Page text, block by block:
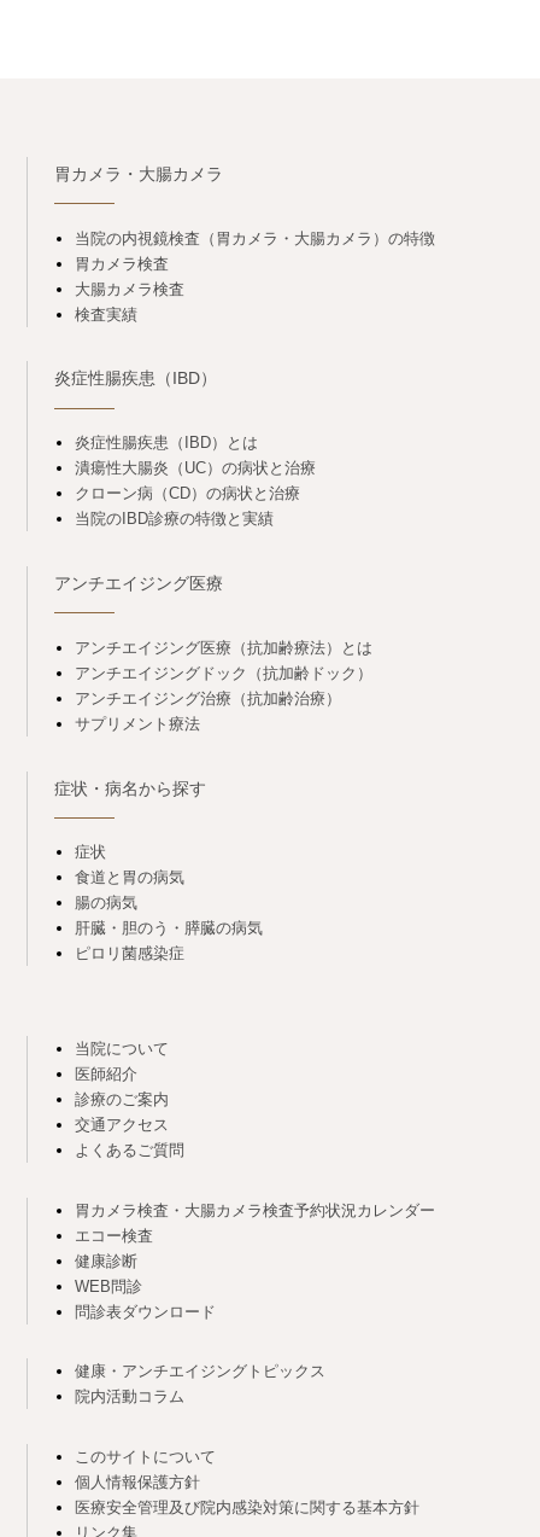
胃カメラ・大腸カメラ
当院の内視鏡検査（胃カメラ・大腸カメラ）の特徴
胃カメラ検査
大腸カメラ検査
検査実績
炎症性腸疾患（IBD）
炎症性腸疾患（IBD）とは
潰瘍性大腸炎（UC）の病状と治療
クローン病（CD）の病状と治療
当院のIBD診療の特徴と実績
アンチエイジング医療
アンチエイジング医療（抗加齢療法）とは
アンチエイジングドック（抗加齢ドック）
アンチエイジング治療（抗加齢治療）
サプリメント療法
症状・病名から探す
症状
食道と胃の病気
腸の病気
肝臓・胆のう・膵臓の病気
ピロリ菌感染症
当院について
医師紹介
診療のご案内
交通アクセス
よくあるご質問
胃カメラ検査・大腸カメラ検査予約状況カレンダー
エコー検査
健康診断
WEB問診
問診表ダウンロード
健康・アンチエイジングトピックス
院内活動コラム
このサイトについて
個人情報保護方針
医療安全管理及び院内感染対策に関する基本方針
リンク集